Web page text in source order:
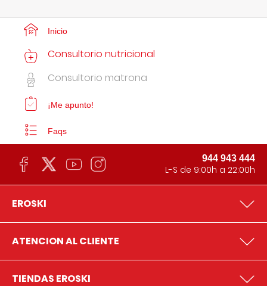
Inicio
Consultorio nutricional
Consultorio matrona
¡Me apunto!
Faqs
944 943 444
L-S de 9:00h a 22:00h
EROSKI
ATENCION AL CLIENTE
TIENDAS EROSKI